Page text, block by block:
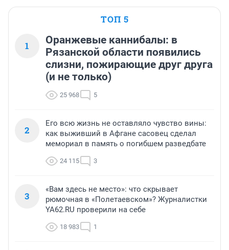
ТОП 5
1
Оранжевые каннибалы: в
Рязанской области появились
слизни, пожирающие друг друга
(и не только)
25 968 5
2
Его всю жизнь не оставляло чувство вины:
как выживший в Афгане сасовец сделал
мемориал в память о погибшем разведбате
24 115 3
3
«Вам здесь не место»: что скрывает
рюмочная в «Полетаевском»? Журналистки
YA62.RU проверили на себе
18 983 1